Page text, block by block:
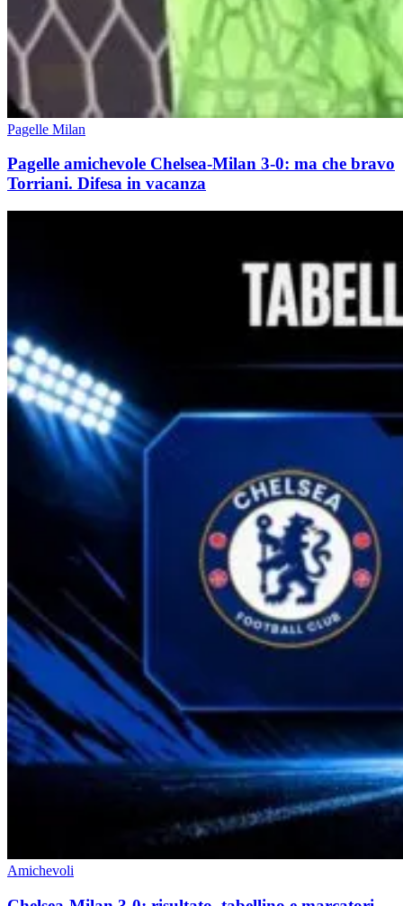
Pagelle Milan
Pagelle amichevole Chelsea-Milan 3-0: ma che bravo
Torriani. Difesa in vacanza
Amichevoli